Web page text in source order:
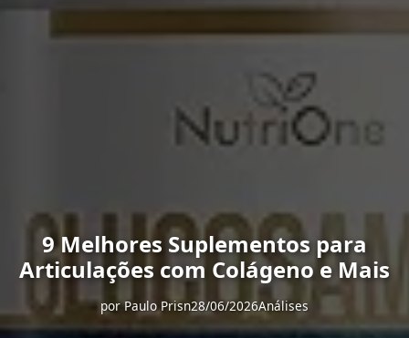
9 Melhores Suplementos para
Articulações com Colágeno e Mais
porPaulo Prisn28/06/2026Análises